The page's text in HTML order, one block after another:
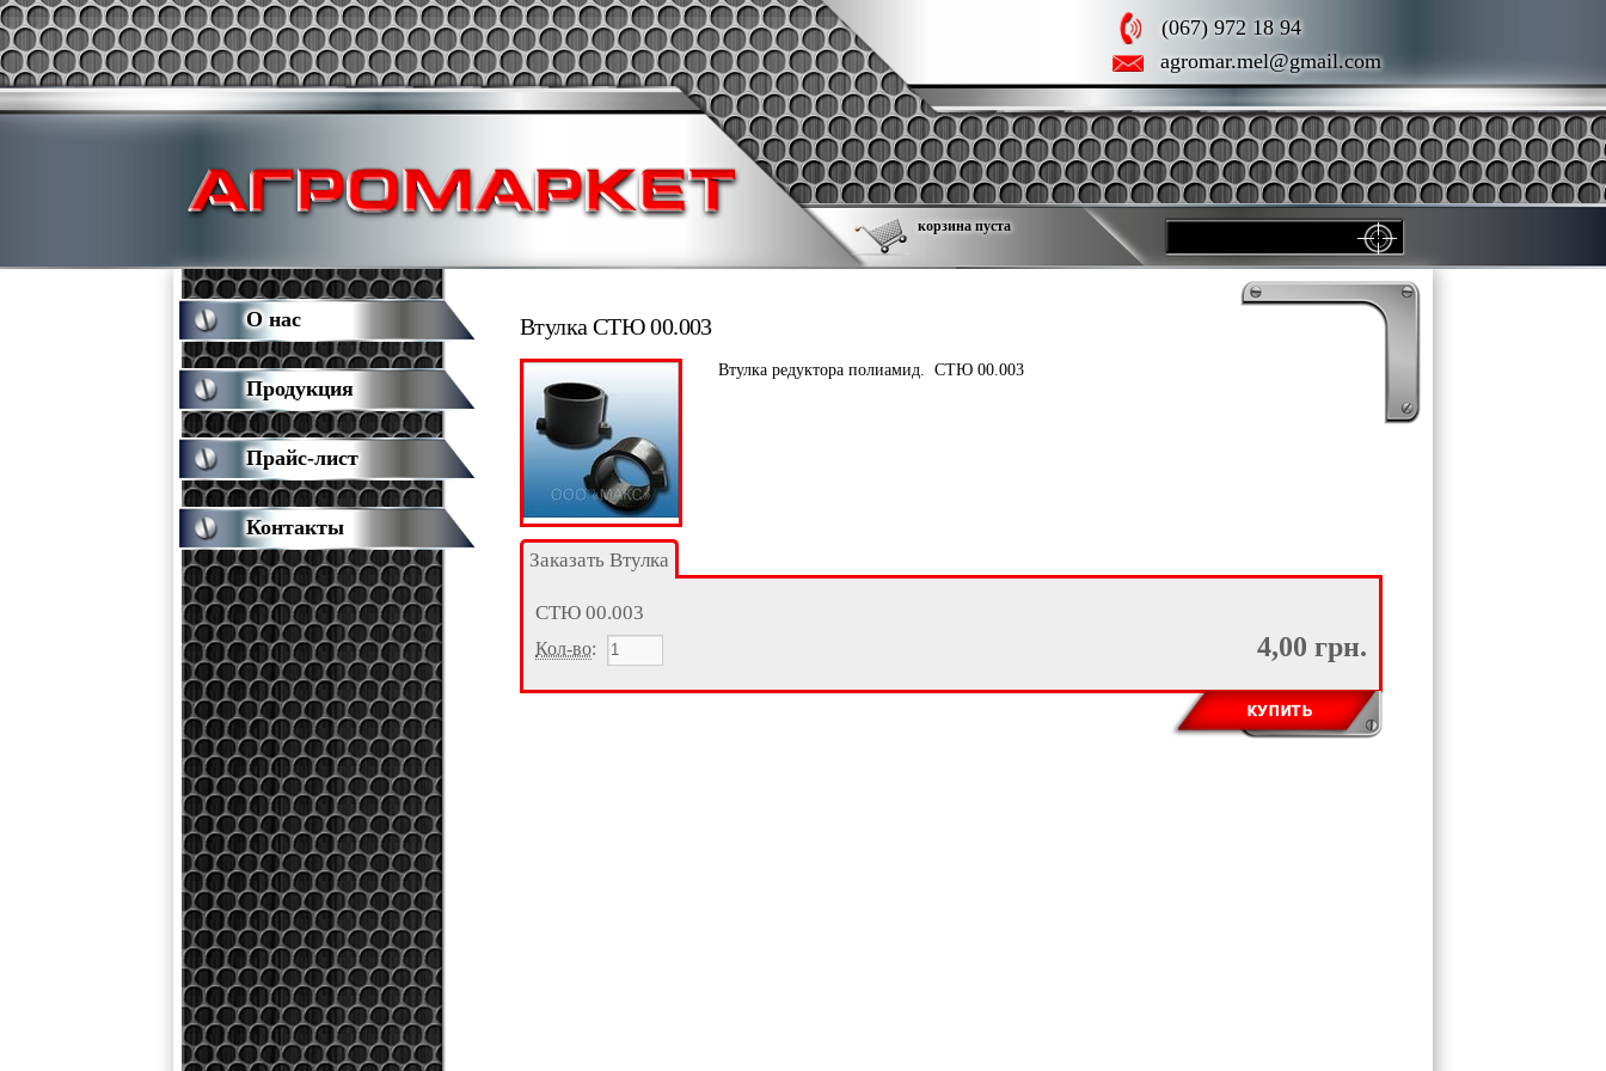
(067) 972 18 94
agromar.mel@gmail.com
корзина пуста
Втулка СТЮ 00.003
Втулка редуктора полиамид. СТЮ 00.003
Заказать Втулка
СТЮ 00.003
4,00 грн.
Кол-во:
О нас
Продукция
Прайс-лист
Контакты